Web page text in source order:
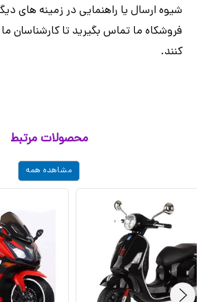
شیوه ارسال یا راهنمایی در زمینه های
فروشکاه ما تماس بگیرید تا کارشناسان
کنند.
محصولات مرتبط
مشاهده همه